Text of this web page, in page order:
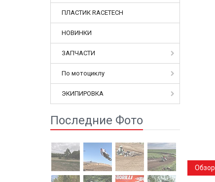
ПЛАСТИК RACETECH
НОВИНКИ
ЗАПЧАСТИ
По мотоциклу
ЭКИПИРОВКА
Последние Фото
Обзор